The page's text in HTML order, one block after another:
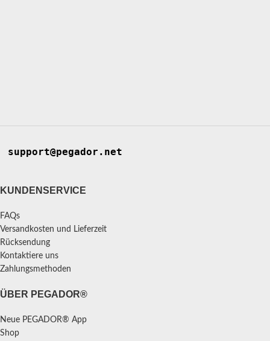
support@pegador.net
KUNDENSERVICE
FAQs
Versandkosten und Lieferzeit
Rücksendung
Kontaktiere uns
Zahlungsmethoden
ÜBER PEGADOR®
Neue PEGADOR® App
Shop